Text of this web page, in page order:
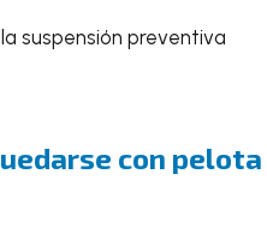
suspensión preventiva
con pelota